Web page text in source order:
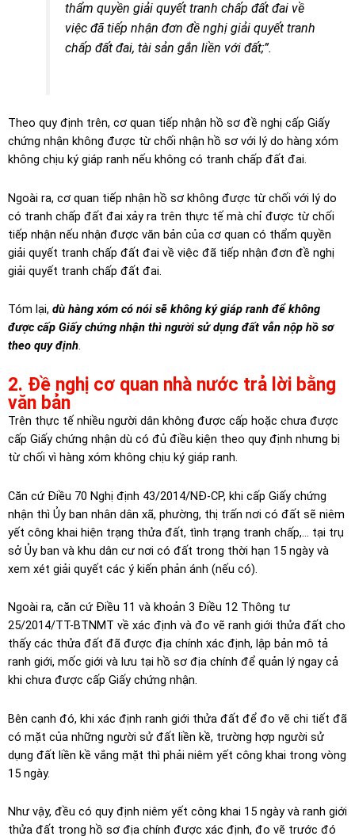
thẩm quyền giải quyết tranh chấp đất đai về
việc đã tiếp nhận đơn đề nghị giải quyết tranh
chấp đất đai, tài sản gắn liền với đất;”.
Theo quy định trên, cơ quan tiếp nhận hồ sơ đề nghị cấp Giấy
chứng nhận không được từ chối nhận hồ sơ với lý do hàng xóm
không chịu ký giáp ranh nếu không có tranh chấp đất đai.
Ngoài ra, cơ quan tiếp nhận hồ sơ không được từ chối với lý do
có tranh chấp đất đai xảy ra trên thực tế mà chỉ được từ chối
tiếp nhận nếu nhận được văn bản của cơ quan có thẩm quyền
giải quyết tranh chấp đất đai về việc đã tiếp nhận đơn đề nghị
giải quyết tranh chấp đất đai.
Tóm lại, dù hàng xóm có nói sẽ không ký giáp ranh để không
được cấp Giấy chứng nhận thì người sử dụng đất vẫn nộp hồ sơ
theo quy định.
2. Đề nghị cơ quan nhà nước trả lời bằng
văn bản
Trên thực tế nhiều người dân không được cấp hoặc chưa được
cấp Giấy chứng nhận dù có đủ điều kiện theo quy định nhưng bị
từ chối vì hàng xóm không chịu ký giáp ranh.
Căn cứ Điều 70 Nghị định 43/2014/NĐ-CP, khi cấp Giấy chứng
nhận thì Ủy ban nhân dân xã, phường, thị trấn nơi có đất sẽ niêm
yết công khai hiện trạng thửa đất, tình trạng tranh chấp,… tại trụ
sở Ủy ban và khu dân cư nơi có đất trong thời hạn 15 ngày và
xem xét giải quyết các ý kiến phản ánh (nếu có).
Ngoài ra, căn cứ Điều 11 và khoản 3 Điều 12 Thông tư
25/2014/TT-BTNMT về xác định và đo vẽ ranh giới thửa đất cho
thấy các thửa đất đã được địa chính xác định, lập bản mô tả
ranh giới, mốc giới và lưu tại hồ sơ địa chính để quản lý ngay cả
khi chưa được cấp Giấy chứng nhận.
Bên cạnh đó, khi xác định ranh giới thửa đất để đo vẽ chi tiết đã
có mặt của những người sử đất liền kề, trường hợp người sử
dụng đất liền kề vắng mặt thì phải niêm yết công khai trong vòng
15 ngày.
Như vậy, đều có quy định niêm yết công khai 15 ngày và ranh giới
thửa đất trong hồ sơ địa chính được xác định, đo vẽ trước đó